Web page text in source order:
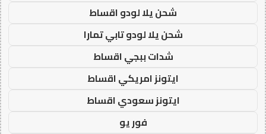
شحن يلا لودو اقساط
شحن يلا لودو تابي تمارا
شدات ببجي اقساط
ايتونز امريكي اقساط
ايتونز سعودي اقساط
فور يو